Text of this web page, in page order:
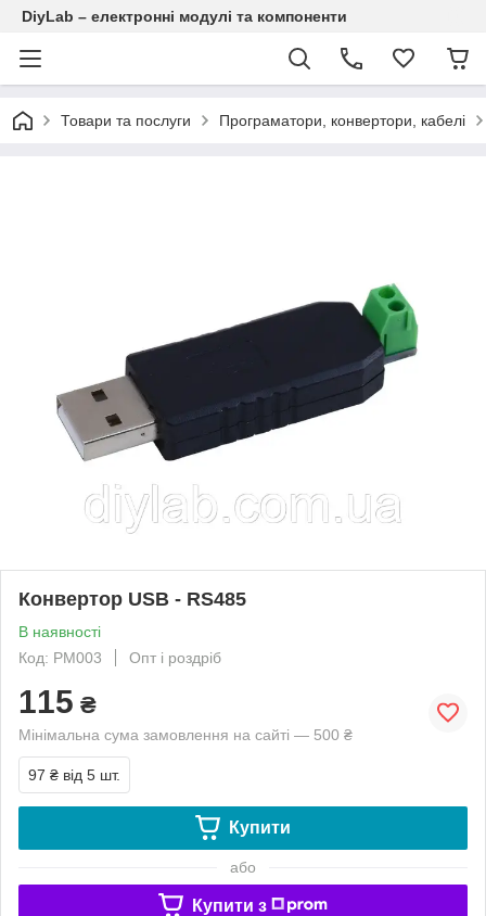
DiyLab – електронні модулі та компоненти
Товари та послуги Програматори, конвертори, кабелі
Конвертор USB - RS485
В наявності
Код: PM003
Опт і роздріб
115 ₴
Мінімальна сума замовлення на сайті — 500 ₴
97 ₴ від 5 шт.
Купити
або
Купити з